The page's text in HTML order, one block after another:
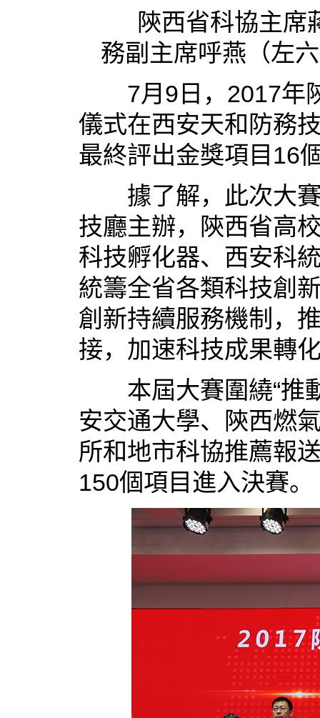
陝西省科協主席蔣
務副主席呼燕（左
7月9日，2017年陝
儀式在西安天和防務
最終評出金獎項目16
據了解，此次大賽
技廳主辦，陝西省高
科技孵化器、西安科
統籌全省各類科技創
創新持續服務機制，
接，加速科技成果轉
本屆大賽圍繞“推動
安交通大學、陝西燃
所和地市科協推薦報
150個項目進入決賽。